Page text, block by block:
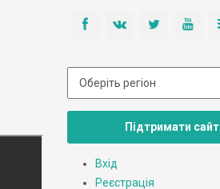
Підтримати сайт
Вхід
Реєстрація